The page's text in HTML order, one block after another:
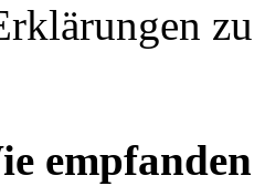
empfanden